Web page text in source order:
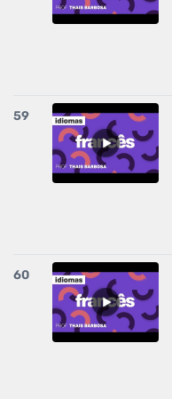
59
60